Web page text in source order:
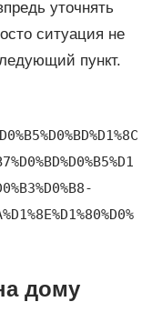
уточнять
ситуация не
пункт.
дому